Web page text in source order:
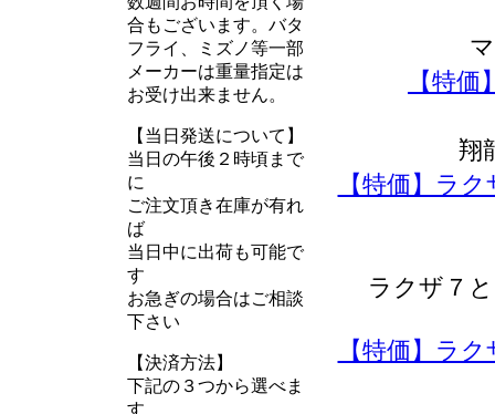
合もございます。バタ
フライ、ミズノ等一部
メーカーは重量指定は
お受け出来ません。
【当日発送について】
当日の午後２時頃まで
に
ご注文頂き在庫が有れ
ば
当日中に出荷も可能で
す
お急ぎの場合はご相談
下さい
【決済方法】
下記の３つから選べま
す
【特
翔
【特価】ラ
ラクザ７
【特価】ラ